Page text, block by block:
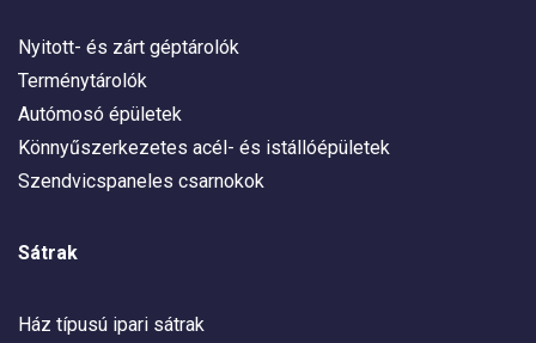
Nyitott- és zárt géptárolók
Terménytárolók
Autómosó épületek
Könnyűszerkezetes acél- és istállóépületek
Szendvicspaneles csarnokok
Sátrak
Ház típusú ipari sátrak